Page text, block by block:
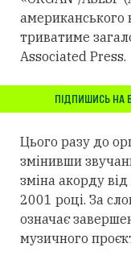
триватиме
Associated Press.
ПІДПИШИСЬ НА
Цього разу до
змінивши
зміна акорду
2001 році. За
означає
музичного